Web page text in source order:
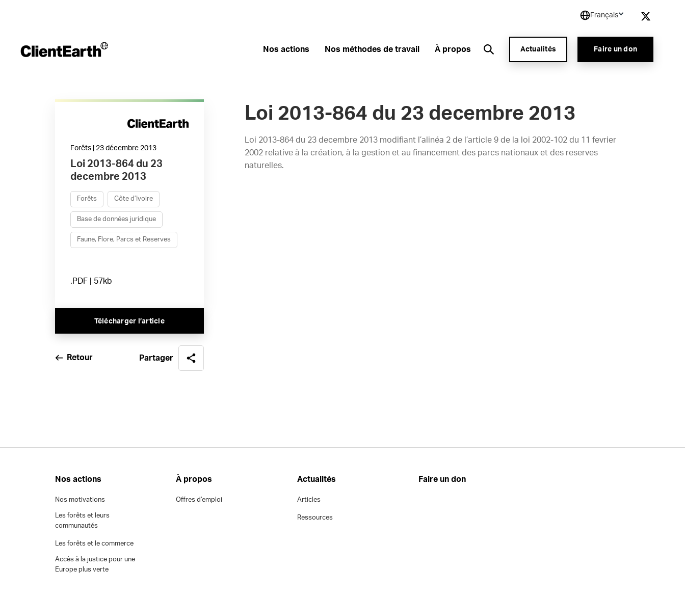
Français
Nos actions Nos méthodes de travail À propos Actualités Faire un don
Forêts | 23 décembre 2013
Loi 2013-864 du 23
decembre 2013
Forêts Côte d’Ivoire
Base de données juridique
Faune, Flore, Parcs et Reserves
.PDF | 57kb
Télécharger l’article
Retour Partager
Loi 2013-864 du 23 decembre 2013
Loi 2013-864 du 23 decembre 2013 modifiant l’alinéa 2 de l’article 9 de la loi 2002-102 du 11 fevrier
2002 relative à la création, à la gestion et au financement des parcs nationaux et des reserves
naturelles.
Nos actions
Nos motivations
Les forêts et leurs
communautés
Les forêts et le commerce
Accès à la justice pour une
Europe plus verte
À propos
Offres d’emploi
Actualités
Articles
Ressources
Faire un don